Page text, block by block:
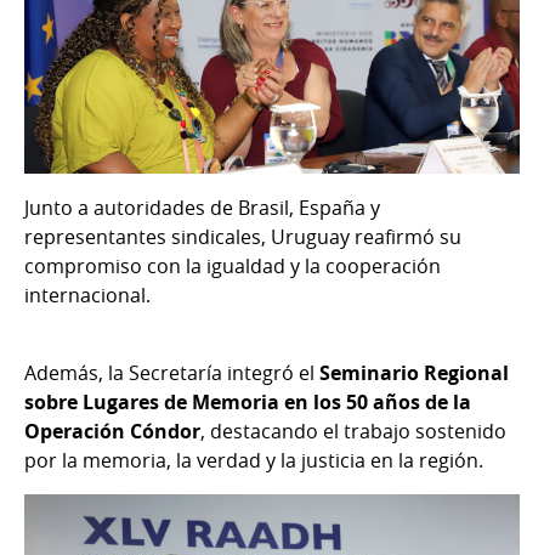
Junto a autoridades de Brasil, España y
representantes sindicales, Uruguay reafirmó su
compromiso con la igualdad y la cooperación
internacional.
Además, la Secretaría integró el Seminario Regional
sobre Lugares de Memoria en los 50 años de la
Operación Cóndor, destacando el trabajo sostenido
por la memoria, la verdad y la justicia en la región.